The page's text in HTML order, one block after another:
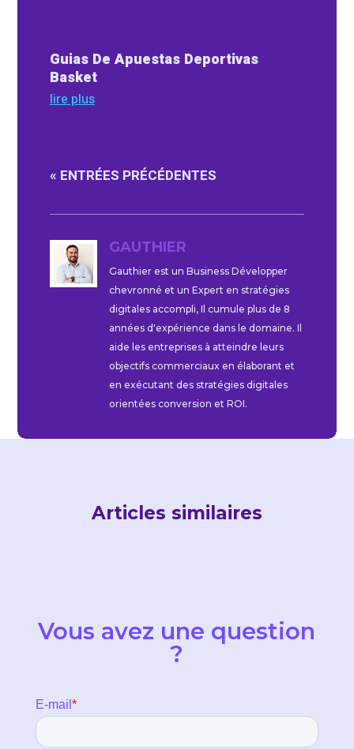
Guias De Apuestas Deportivas
Basket
lire plus
« ENTRÉES PRÉCÉDENTES
GAUTHIER
Gauthier est un Business Développer
chevronné et un Expert en stratégies
digitales accompli, Il cumule plus de 8
années d'expérience dans le domaine. Il
aide les entreprises à atteindre leurs
objectifs commerciaux en élaborant et
en exécutant des stratégies digitales
orientées conversion et ROI.
Articles similaires
Vous avez une question
?